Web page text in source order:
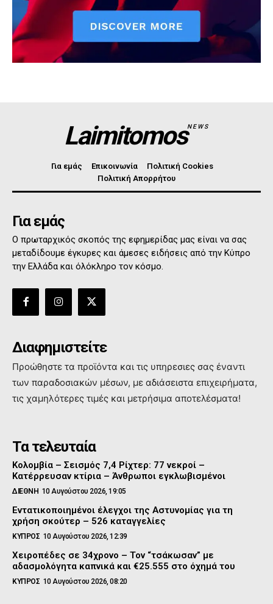
LaimitomosNEWS
Για εμάς Επικοινωνία
Πολιτική Cookies
Πολιτική Απορρήτου
Για εμάς
Ο πρωταρχικός σκοπός της εφημερίδας μας είναι να σας
μεταδίδουμε έγκυρες και άμεσες ειδήσεις από την Κύπρο
την Ελλάδα και όλόκληρο τον κόσμο.
Διαφημιστείτε
Προώθηστε τα προϊόντα και τις υπηρεσιες σας έναντι
των παραδοσιακών μέσων, με αδιάσειστα επιχειρήματα,
τις χαμηλότερες τιμές και μετρήσιμα αποτελέσματα!
Τα τελευταία
Κολομβία – Σεισμός 7,4 Ρίχτερ: 77 νεκροί –
Κατέρρευσαν κτίρια – Άνθρωποι εγκλωβισμένοι
ΔΙΕΘΝΗ 10 Αυγούστου 2026, 19:05
Εντατικοποιημένοι έλεγχοι της Αστυνομίας για τη
χρήση σκούτερ – 526 καταγγελίες
ΚΥΠΡΟΣ 10 Αυγούστου 2026, 12:39
Χειροπέδες σε 34χρονο – Τον “τσάκωσαν” με
αδασμολόγητα καπνικά και €25.555 στο όχημά του
ΚΥΠΡΟΣ 10 Αυγούστου 2026, 08:20